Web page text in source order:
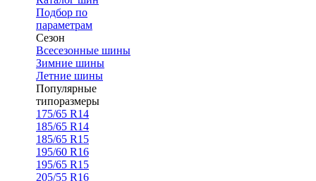
Подбор по
параметрам
Сезон
Всесезонные шины
Зимние шины
Летние шины
Популярные
типоразмеры
175/65 R14
185/65 R14
185/65 R15
195/60 R16
195/65 R15
205/55 R16